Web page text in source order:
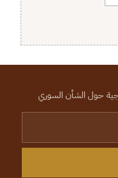
حول الشأن السوري